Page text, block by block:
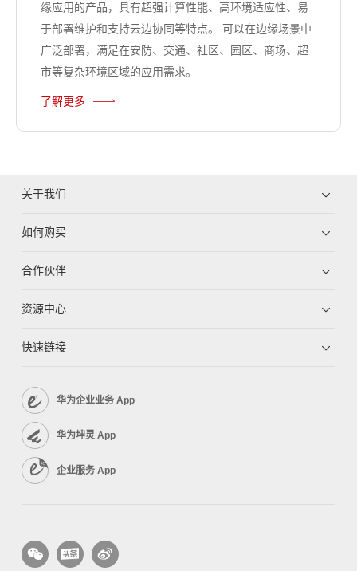
缘应用的产品，具有超强计算性能、高环境适应性、易
于部署维护和支持云边协同等特点。 可以在边缘场景中
广泛部署，满足在安防、交通、社区、园区、商场、超
市等复杂环境区域的应用需求。
了解更多
关于我们
如何购买
合作伙伴
资源中心
快速链接
华为企业业务 App
华为坤灵 App
企业服务 App